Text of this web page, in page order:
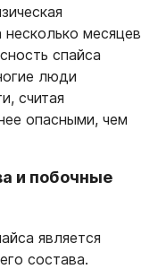
месяцев
спайса
люди
считая
опасными, чем
и побочные
является
состава.